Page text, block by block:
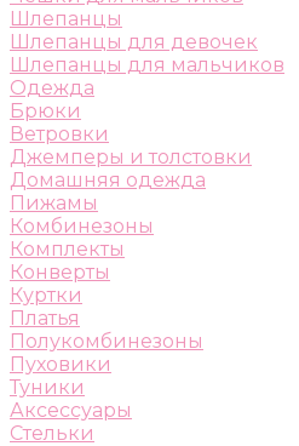
Шлепанцы
Шлепанцы для девочек
Шлепанцы для мальчиков
Одежда
Брюки
Ветровки
Джемперы и толстовки
Домашняя одежда
Пижамы
Комбинезоны
Комплекты
Конверты
Куртки
Платья
Полукомбинезоны
Пуховики
Туники
Аксессуары
Стельки